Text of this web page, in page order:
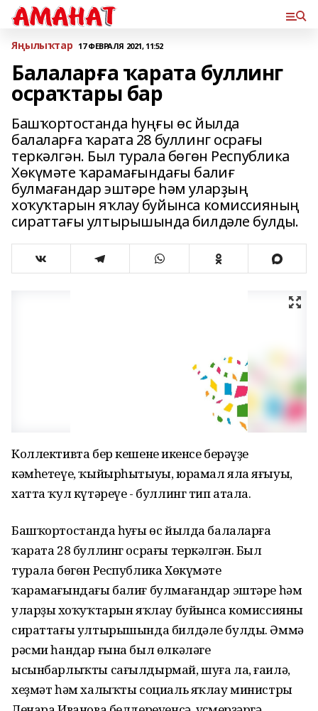
Яңылыҡтар 17 ФЕВРАЛЯ 2021, 11:52
Балаларға ҡарата буллинг
осраҡтары бар
Башҡортостанда һуңғы өс йылда
балаларға ҡарата 28 буллинг осрағы
теркәлгән. Был турала бөгөн Республика
Хөкүмәте ҡарамағындағы балиғ
булмағандар эштәре һәм уларҙың
хоҡуҡтарын яҡлау буйынса комиссияның
сираттағы ултырышында билдәле булды.
Коллективта бер кешенең икенсе берәүҙе
кәмһетеүе, ҡыйырһытыуы, юрамал яла яғыуы,
хатта ҡул күтәреүе - буллинг тип атала.
Башҡортостанда һуңғы өс йылда балаларға
ҡарата 28 буллинг осрағы теркәлгән. Был
турала бөгөн Республика Хөкүмәте
ҡарамағындағы балиғ булмағандар эштәре һәм
уларҙың хоҡуҡтарын яҡлау буйынса комиссияның
сираттағы ултырышында билдәле булды. Әммә
рәсми һандар ғына был өлкәләге
ысынбарлыҡты сағылдырмай, шуға ла, ғаилә,
хеҙмәт һәм халыҡты социаль яҡлау министры